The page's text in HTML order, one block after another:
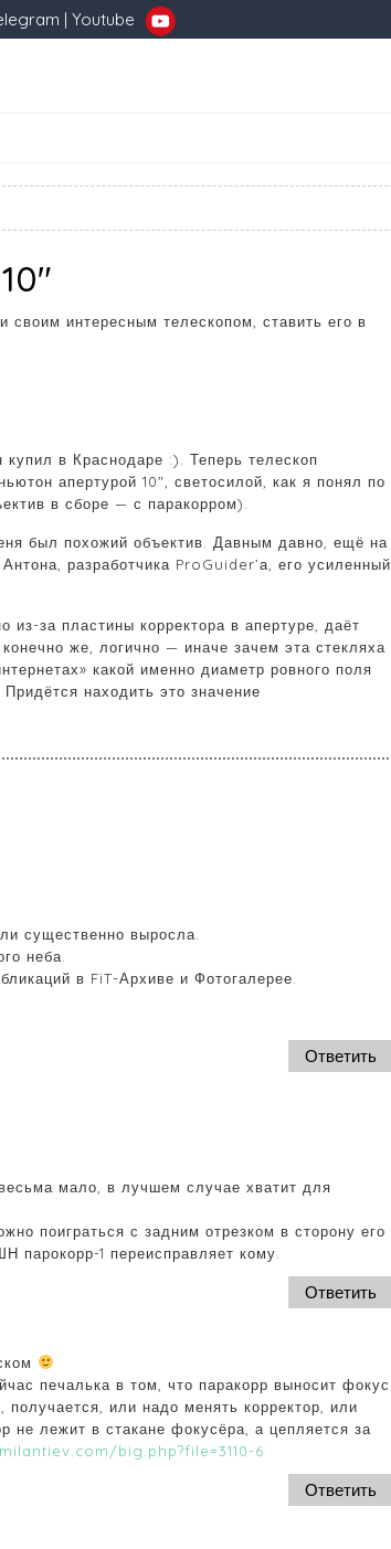
| Youtube
интересным телескопом, ставить его в
в Краснодаре :). Теперь телескоп
апертурой 10″, светосилой, как я понял по
в сборе — с паракорром).
был похожий объектив. Давным давно, ещё на
разработчика ProGuider’а, его усиленный
из-за пластины корректора в апертуре, даёт
же, логично — иначе зачем эта стекляха
какой именно диаметр ровного поля
находить это значение
существенно выросла.
неба.
в FiT-Архиве и Фотогалерее.
Ответить
мало, в лучшем случае хватит для
поиграться с задним отрезком в сторону его
парокорр-1 переисправляет кому.
Ответить
печалька в том, что паракорр выносит фокус
или надо менять корректор, или
не лежит в стакане фокусёра, а цепляется за
big.php?file=3110-6
Ответить